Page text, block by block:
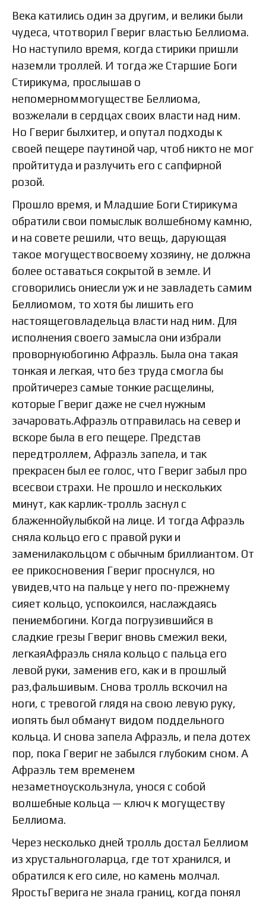
Века катились один за другим, и велики были
чудеса, чтотворил Гвериг властью Беллиома.
Но наступило время, когда стирики пришли
наземли троллей. И тогда же Старшие Боги
Стирикума, прослышав о
непомерноммогуществе Беллиома,
возжелали в сердцах своих власти над ним.
Но Гвериг былхитер, и опутал подходы к
своей пещере паутиной чар, чтоб никто не мог
пройтитуда и разлучить его с сапфирной
розой.
Прошло время, и Младшие Боги Стирикума
обратили свои помыслык волшебному камню,
и на совете решили, что вещь, дарующая
такое могуществосвоему хозяину, не должна
более оставаться сокрытой в земле. И
сговорились ониесли уж и не завладеть самим
Беллиомом, то хотя бы лишить его
настоящеговладельца власти над ним. Для
исполнения своего замысла они избрали
проворнуюбогиню Афраэль. Была она такая
тонкая и легкая, что без труда смогла бы
пройтичерез самые тонкие расщелины,
которые Гвериг даже не счел нужным
зачаровать.Афраэль отправилась на север и
вскоре была в его пещере. Представ
передтроллем, Афраэль запела, и так
прекрасен был ее голос, что Гвериг забыл про
всесвои страхи. Не прошло и нескольких
минут, как карлик-тролль заснул с
блаженнойулыбкой на лице. И тогда Афраэль
сняла кольцо его с правой руки и
заменилакольцом с обычным бриллиантом. От
ее прикосновения Гвериг проснулся, но
увидев,что на пальце у него по-прежнему
сияет кольцо, успокоился, наслаждаясь
пениембогини. Когда погрузившийся в
сладкие грезы Гвериг вновь смежил веки,
легкаяАфраэль сняла кольцо с пальца его
левой руки, заменив его, как и в прошлый
раз,фальшивым. Снова тролль вскочил на
ноги, с тревогой глядя на свою левую руку,
иопять был обманут видом поддельного
кольца. И снова запела Афраэль, и пела дотех
пор, пока Гвериг не забылся глубоким сном. А
Афраэль тем временем
незаметноускользнула, унося с собой
волшебные кольца — ключ к могуществу
Беллиома.
Через несколько дней тролль достал Беллиом
из хрустальноголарца, где тот хранился, и
обратился к его силе, но камень молчал.
ЯростьГверига не знала границ, когда понял